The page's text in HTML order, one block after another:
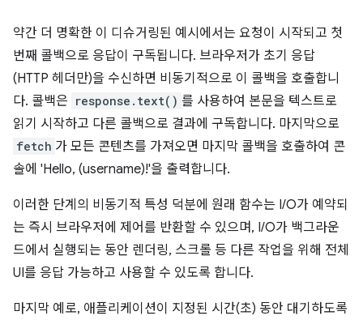
약간 더 명확한 이 디슈거링된 예시에서는 요청이 시작되고 첫
번째 콜백으로 응답이 구독됩니다. 브라우저가 초기 응답
(HTTP 헤더만)을 수신하면 비동기적으로 이 콜백을 호출합니
다. 콜백은 response.text() 를 사용하여 본문을 텍스트로
읽기 시작하고 다른 콜백으로 결과에 구독합니다. 마지막으로
fetch 가 모든 콘텐츠를 가져오면 마지막 콜백을 호출하여 콘
솔에 'Hello, (username)!'을 출력합니다.
이러한 단계의 비동기적 특성 덕분에 원래 함수는 I/O가 예약되
는 즉시 브라우저에 제어를 반환할 수 있으며, I/O가 백그라운
드에서 실행되는 동안 렌더링, 스크롤 등 다른 작업을 위해 전체
UI를 응답 가능하고 사용할 수 있도록 합니다.
마지막 예로, 애플리케이션이 지정된 시간(초) 동안 대기하도록